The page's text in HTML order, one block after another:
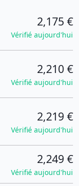
2,175 €
Vérifié aujourd'hui
2,210 €
Vérifié aujourd'hui
2,219 €
Vérifié aujourd'hui
2,249 €
Vérifié aujourd'hui